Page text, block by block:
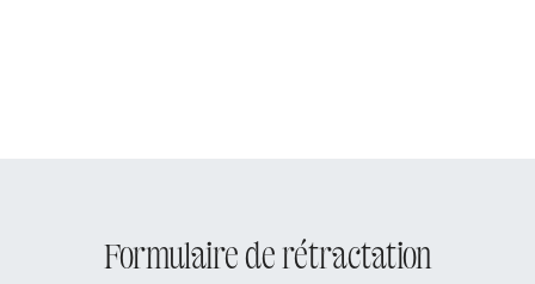
Formulaire de rétractation